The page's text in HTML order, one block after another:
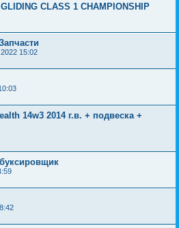
CLASS 1 CHAMPIONSHIP
15:02
14w3 2014 г.в. + подвеска +